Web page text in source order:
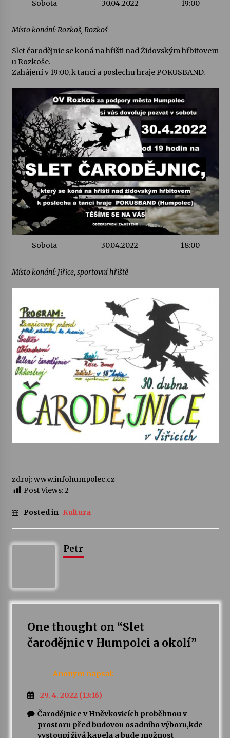
Za kulturou kousek za Humpolec. V Želivě ožije
odkaz Josefa Čapka
13. 7. 2026
Varhanní recitál Michala Novenka v Klášteře
3. 7. 2026
Petr Adamec – Malovaný svět
30. 6. 2026
Sobota 30.04.2022 19:00
Místo konání: Rozkoš, Rozkoš
Slet čarodějnic se koná na hřišti nad Židovským hřbitovem
u Rozkoše.
Zahájení v 19:00, k tanci a poslechu hraje POKUSBAND.
Sobota 30.04.2022 18:00
Místo konání: Jiřice, sportovní hřiště
zdroj: www.infohumpolec.cz
Post Views:2
Posted in Kultura
Petr
One thought on “Slet
čarodějnic v Humpolci a okolí”
Anonym napsal:
29. 4. 2022 (13:16)
Čarodějnice v Hněvkovicích proběhnou v
prostoru před budovou osadního výboru,kde
vystoupí živá kapela a bude možnost